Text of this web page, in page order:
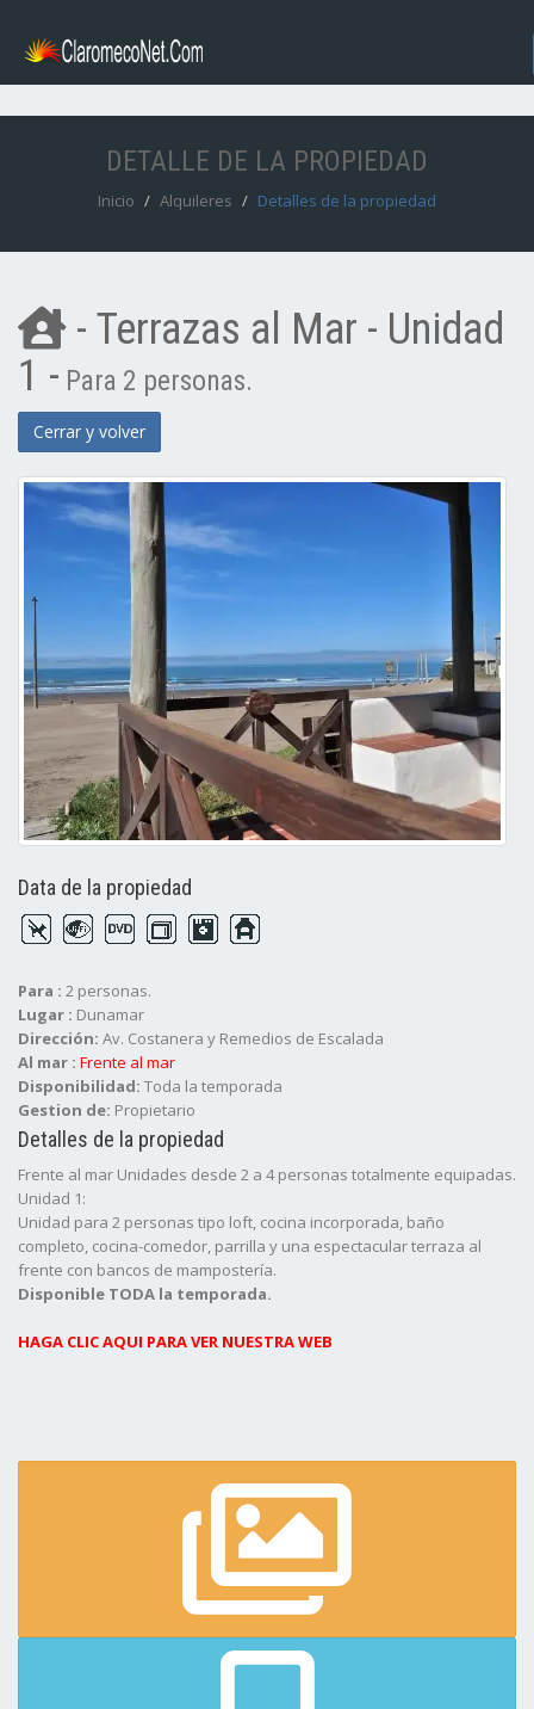
DETALLE DE LA PROPIEDAD
Inicio Alquileres Detalles de la propiedad
- Terrazas al Mar - Unidad
1 - Para 2 personas.
Cerrar y volver
Data de la propiedad
Para : 2 personas.
Lugar : Dunamar
Dirección: Av. Costanera y Remedios de Escalada
Al mar : Frente al mar
Disponibilidad: Toda la temporada
Gestion de: Propietario
Detalles de la propiedad
Frente al mar Unidades desde 2 a 4 personas totalmente equipadas.
Unidad 1:
Unidad para 2 personas tipo loft, cocina incorporada, baño
completo, cocina-comedor, parrilla y una espectacular terraza al
frente con bancos de mampostería.
Disponible TODA la temporada.
HAGA CLIC AQUI PARA VER NUESTRA WEB